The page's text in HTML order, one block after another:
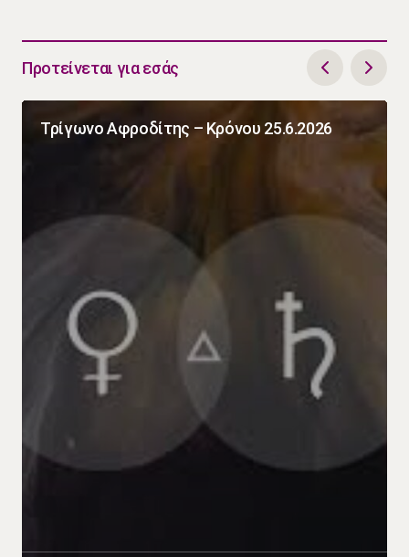
Προτείνεται για εσάς
Τρίγωνο Αφροδίτης – Κρόνου 25.6.2026